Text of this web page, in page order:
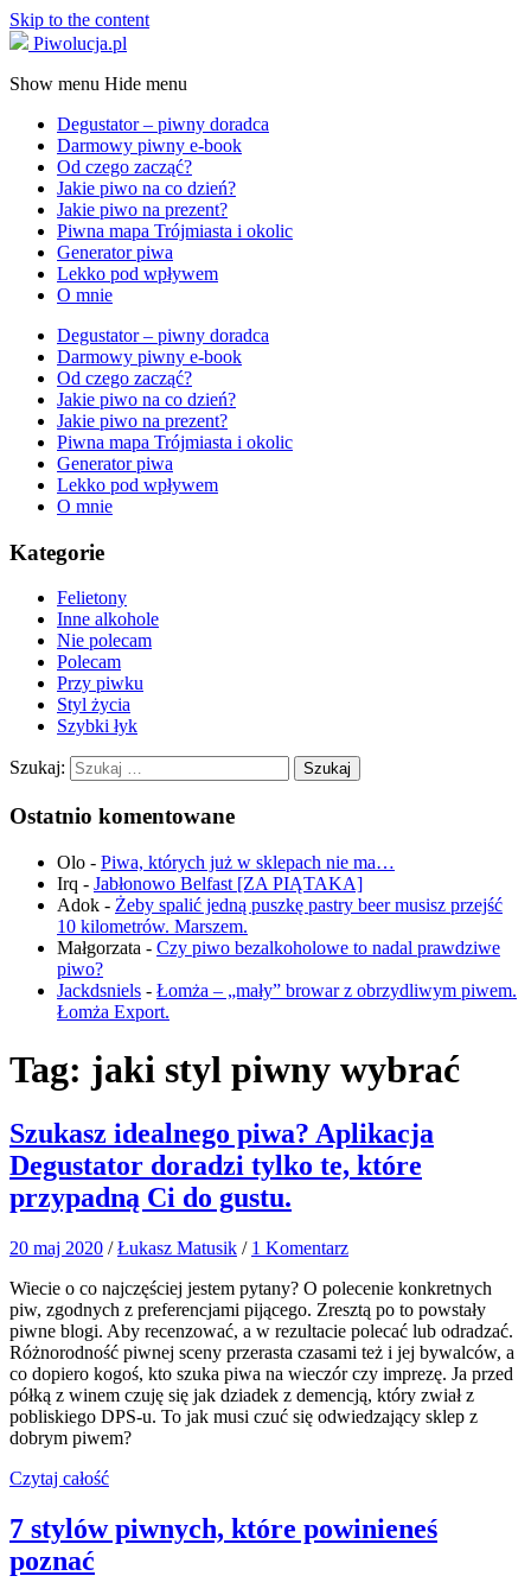
Skip to the content
Piwolucja.pl
Show menu Hide menu
Degustator – piwny doradca
Darmowy piwny e-book
Od czego zacząć?
Jakie piwo na co dzień?
Jakie piwo na prezent?
Piwna mapa Trójmiasta i okolic
Generator piwa
Lekko pod wpływem
O mnie
Degustator – piwny doradca
Darmowy piwny e-book
Od czego zacząć?
Jakie piwo na co dzień?
Jakie piwo na prezent?
Piwna mapa Trójmiasta i okolic
Generator piwa
Lekko pod wpływem
O mnie
Kategorie
Felietony
Inne alkohole
Nie polecam
Polecam
Przy piwku
Styl życia
Szybki łyk
Szukaj:
Ostatnio komentowane
Olo - Piwa, których już w sklepach nie ma…
Irq - Jabłonowo Belfast [ZA PIĄTAKA]
Adok - Żeby spalić jedną puszkę pastry beer musisz przejść
10 kilometrów. Marszem.
Małgorzata - Czy piwo bezalkoholowe to nadal prawdziwe
piwo?
Jackdsniels - Łomża – „mały” browar z obrzydliwym piwem.
Łomża Export.
Tag: jaki styl piwny wybrać
Szukasz idealnego piwa? Aplikacja
Degustator doradzi tylko te, które
przypadną Ci do gustu.
20 maj 2020 /Łukasz Matusik / 1 Komentarz
Wiecie o co najczęściej jestem pytany? O polecenie konkretnych
piw, zgodnych z preferencjami pijącego. Zresztą po to powstały
piwne blogi. Aby recenzować, a w rezultacie polecać lub odradzać.
Różnorodność piwnej sceny przerasta czasami też i jej bywalców, a
co dopiero kogoś, kto szuka piwa na wieczór czy imprezę. Ja przed
półką z winem czuję się jak dziadek z demencją, który zwiał z
pobliskiego DPS-u. To jak musi czuć się odwiedzający sklep z
dobrym piwem?
Czytaj całość
7 stylów piwnych, które powinieneś
poznać